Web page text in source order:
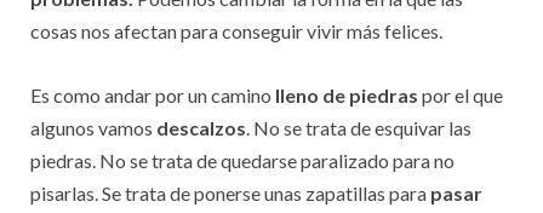
cosas nos afectan para conseguir vivir más felices.
Es como andar por un camino lleno de piedras por el que
algunos vamos descalzos. No se trata de esquivar las
piedras. No se trata de quedarse paralizado para no
pisarlas. Se trata de ponerse unas zapatillas para pasar